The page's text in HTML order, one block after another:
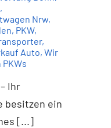
,
Nrw,
, PKW,
,
Auto, Wir
Ihr
besitzen ein
[...]